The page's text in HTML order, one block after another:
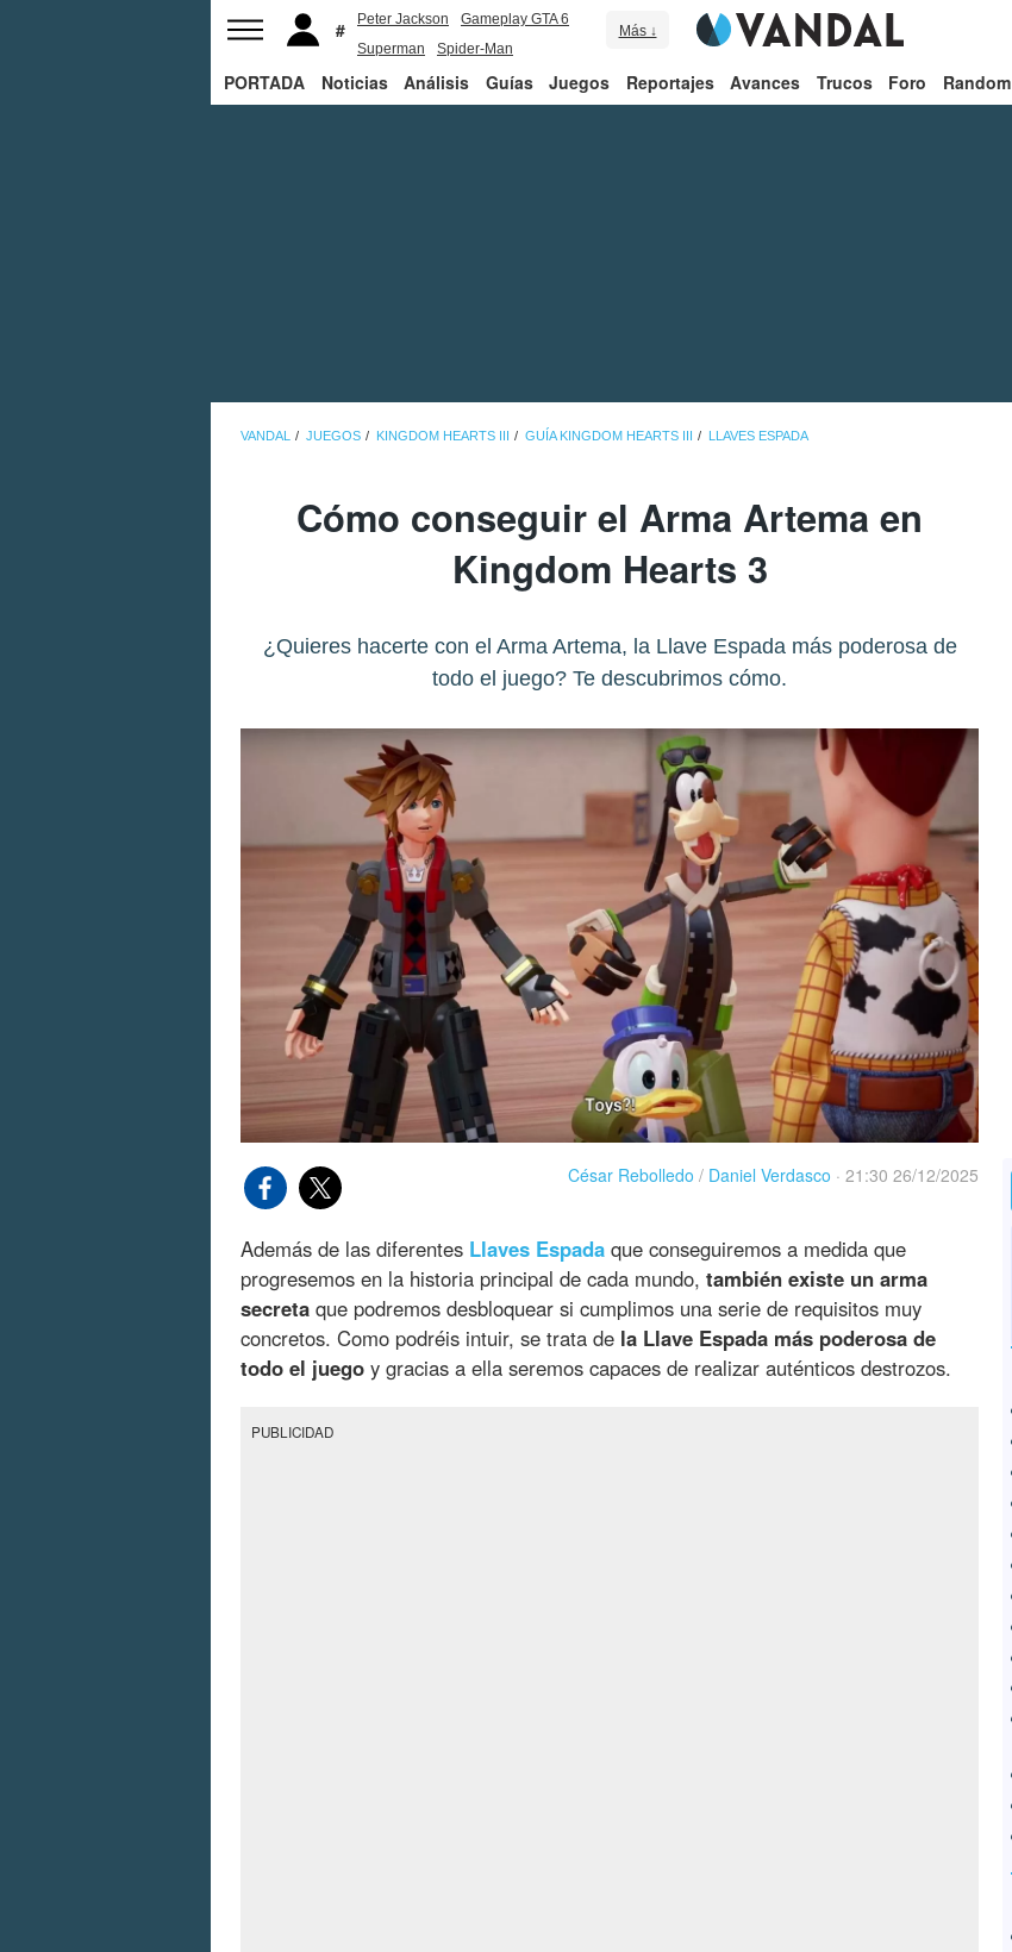
Peter Jackson
Gameplay GTA 6
Superman
Spider-Man
Más ↓
PORTADA Noticias Análisis Guías Juegos Reportajes Avances Trucos Foro Random
VANDAL JUEGOS KINGDOM HEARTS III GUÍA KINGDOM HEARTS III LLAVES ESPADA
Cómo conseguir el Arma Artema en
Kingdom Hearts 3
¿Quieres hacerte con el Arma Artema, la Llave Espada más poderosa de
todo el juego? Te descubrimos cómo.
César Rebolledo / Daniel Verdasco · 21:30 26/12/2025
Además de las diferentes Llaves Espada que conseguiremos a medida que
progresemos en la historia principal de cada mundo, también existe un arma
secreta que podremos desbloquear si cumplimos una serie de requisitos muy
concretos. Como podréis intuir, se trata de la Llave Espada más poderosa de
todo el juego y gracias a ella seremos capaces de realizar auténticos destrozos.
PUBLICIDAD